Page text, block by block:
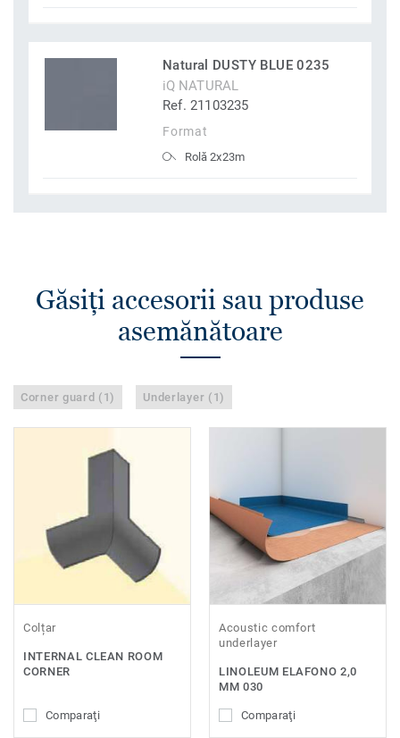
Natural DUSTY BLUE 0235
iQ NATURAL
Ref. 21103235
Format
Rolă 2x23m
Găsiţi accesorii sau produse
asemănătoare
Corner guard (1) Underlayer (1)
Colțar
INTERNAL CLEAN ROOM
CORNER
Comparaţi
Acoustic comfort
underlayer
LINOLEUM ELAFONO 2,0
MM 030
Comparaţi